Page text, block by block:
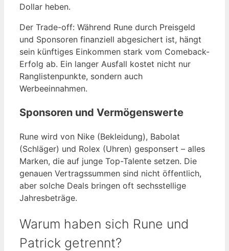
Dollar heben.
Der Trade-off: Während Rune durch Preisgeld
und Sponsoren finanziell abgesichert ist, hängt
sein künftiges Einkommen stark vom Comeback-
Erfolg ab. Ein langer Ausfall kostet nicht nur
Ranglistenpunkte, sondern auch
Werbeeinnahmen.
Sponsoren und Vermögenswerte
Rune wird von Nike (Bekleidung), Babolat
(Schläger) und Rolex (Uhren) gesponsert – alles
Marken, die auf junge Top-Talente setzen. Die
genauen Vertragssummen sind nicht öffentlich,
aber solche Deals bringen oft sechsstellige
Jahresbeträge.
Warum haben sich Rune und
Patrick getrennt?